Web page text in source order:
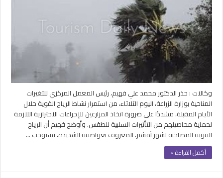
خلال
الأيام
على
مغلقة
وكالات : حذر الدكتور محمد علي فهيم، رئيس المعمل المركزي للتغيرات
المناخية بوزارة الزراعة، اليوم الثلاثاء، من استمرار نشاط الرياح القوية خلال
الأيام المقبلة، مشددًا على ضرورة اتخاذ المزارعين للإجراءات الاحترازية اللازمة
لحماية محاصيلهم من التأثيرات السلبية للطقس. وأوضح فهيم أن الرياح
القوية المصاحبة لشهر أمشير، المعروف بعواصفه الشديدة، تستوجب …
أكمل القراءة »